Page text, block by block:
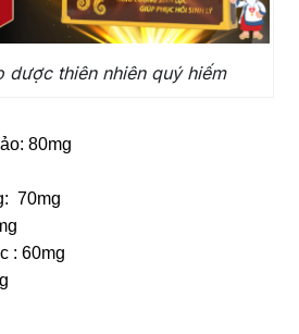
dược thiên nhiên quý hiếm
80mg
70mg
: 60mg